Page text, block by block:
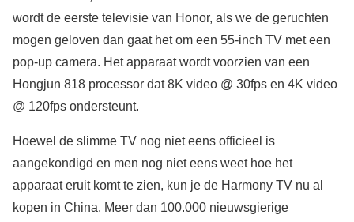
wordt de eerste televisie van Honor, als we de geruchten
mogen geloven dan gaat het om een 55-inch TV met een
pop-up camera. Het apparaat wordt voorzien van een
Hongjun 818 processor dat 8K video @ 30fps en 4K video
@ 120fps ondersteunt.
Hoewel de slimme TV nog niet eens officieel is
aangekondigd en men nog niet eens weet hoe het
apparaat eruit komt te zien, kun je de Harmony TV nu al
kopen in China. Meer dan 100.000 nieuwsgierige